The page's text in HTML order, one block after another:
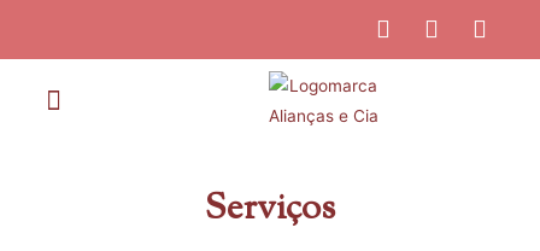
Serviços